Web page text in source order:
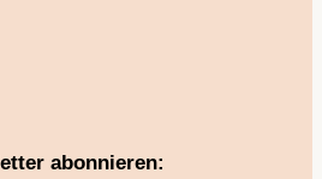
abonnieren: